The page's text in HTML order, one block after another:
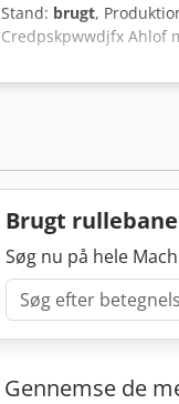
Stand: brugt,
Credpskpwwdjfx Ahlof
Brugt
Søg nu på hele
Gennemse de